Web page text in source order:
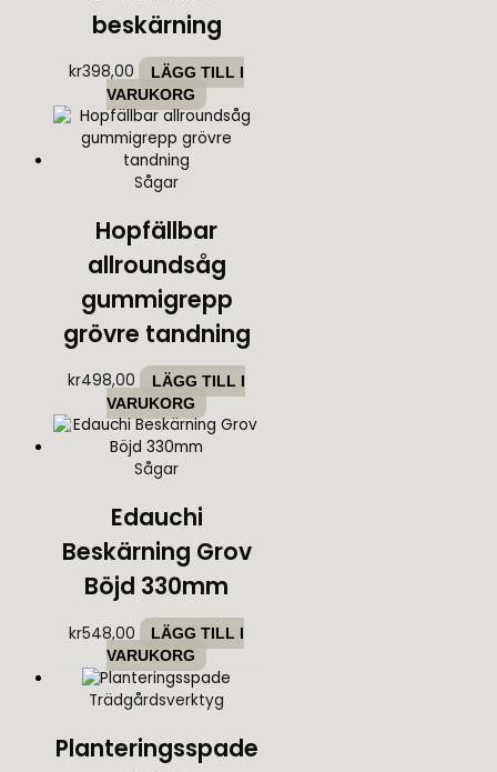
beskärning
kr398,00
LÄGG TILL I
VARUKORG
Sågar
Hopfällbar
allroundsåg
gummigrepp
grövre tandning
kr498,00
LÄGG TILL I
VARUKORG
Sågar
Edauchi
Beskärning Grov
Böjd 330mm
kr548,00
LÄGG TILL I
VARUKORG
Trädgårdsverktyg
Planteringsspade